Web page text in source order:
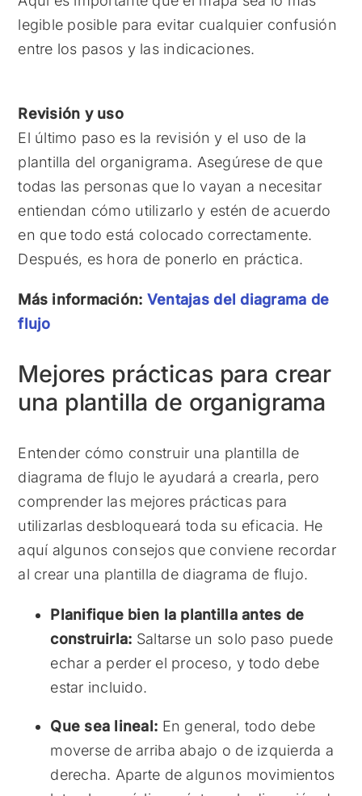
legible posible para evitar cualquier confusión
entre los pasos y las indicaciones.
Revisión y uso
El último paso es la revisión y el uso de la
plantilla del organigrama. Asegúrese de que
todas las personas que lo vayan a necesitar
entiendan cómo utilizarlo y estén de acuerdo
en que todo está colocado correctamente.
Después, es hora de ponerlo en práctica.
Más información: Ventajas del diagrama de
flujo
Mejores prácticas para crear
una plantilla de organigrama
Entender cómo construir una plantilla de
diagrama de flujo le ayudará a crearla, pero
comprender las mejores prácticas para
utilizarlas desbloqueará toda su eficacia. He
aquí algunos consejos que conviene recordar
al crear una plantilla de diagrama de flujo.
Planifique bien la plantilla antes de
construirla: Saltarse un solo paso puede
echar a perder el proceso, y todo debe
estar incluido.
Que sea lineal: En general, todo debe
moverse de arriba abajo o de izquierda a
derecha. Aparte de algunos movimientos